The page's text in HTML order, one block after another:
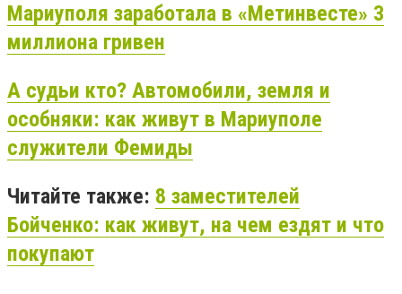
Мариуполя заработала в «Метинвесте» 3
миллиона гривен
А судьи кто? Автомобили, земля и
особняки: как живут в Мариуполе
служители Фемиды
Читайте также: 8 заместителей
Бойченко: как живут, на чем ездят и что
покупают